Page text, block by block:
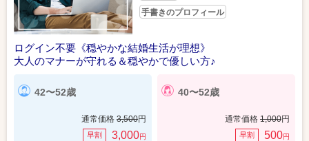
手書きのプロフィール
ログイン不要《穏やかな結婚生活が理想》
大人のマナーが守れる＆穏やかで優しい方♪
42〜52歳
通常価格 3,500円
早割 3,000円
40〜52歳
通常価格 1,000円
早割 500円